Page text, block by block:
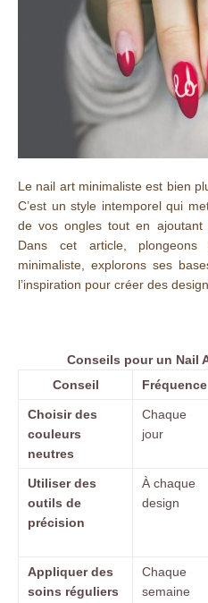
Le nail art minimaliste est bien
C’est un style intemporel qui
de vos ongles tout en ajoutant
Dans cet article,
minimaliste, explorons ses
l’inspiration pour créer des
Conseils pour un Nail
Conseil
Fréquence
Choisir des
couleurs
neutres
Chaque
jour
Utiliser des
outils de
précision
À chaque
design
Appliquer des
soins réguliers
Chaque
semaine